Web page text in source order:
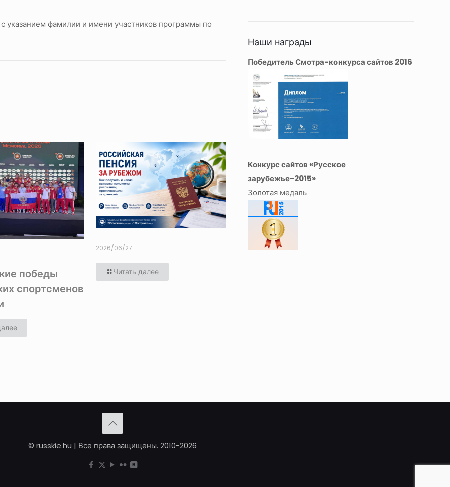
указанием фамилии и имени участников программы по
победы
спортсменов
2026/06/27
Читать далее
Наши награды
Победитель Смотра-конкурса сайтов 2016
Конкурс сайтов «Русское
зарубежье-2015»
Золотая медаль
© russkie.hu | Все права защищены. 2010-2026